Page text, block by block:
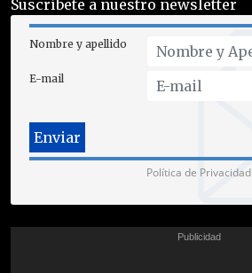
Suscríbete a nuestro newsletter
Nombre y apellido
E-mail
Política de Privacidad